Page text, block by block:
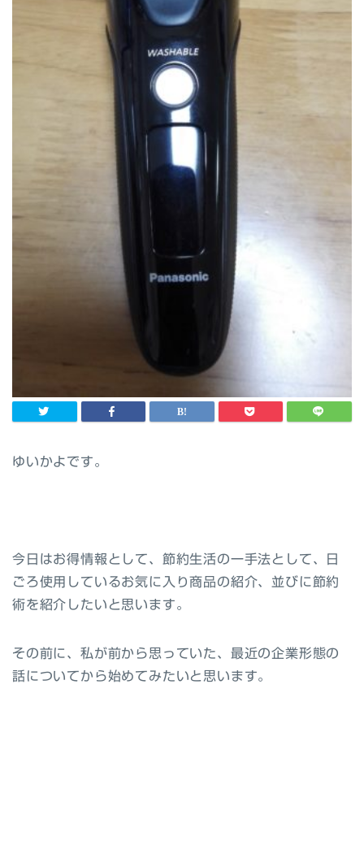
ゆいかよです。
今日はお得情報として、節約生活の一手法として、日
ごろ使用しているお気に入り商品の紹介、並びに節約
術を紹介したいと思います。
その前に、私が前から思っていた、最近の企業形態の
話についてから始めてみたいと思います。